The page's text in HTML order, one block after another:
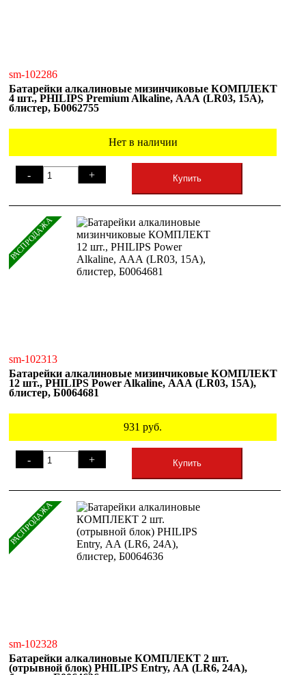
sm-102286
Батарейки алкалиновые мизинчиковые КОМПЛЕКТ
4 шт., PHILIPS Premium Alkaline, ААА (LR03, 15А),
блистер, Б0062755
Нет в наличии
- + Купить
РАСПРОДАЖА
sm-102313
Батарейки алкалиновые мизинчиковые КОМПЛЕКТ
12 шт., PHILIPS Power Alkaline, ААА (LR03, 15А),
блистер, Б0064681
931 руб.
- + Купить
РАСПРОДАЖА
sm-102328
Батарейки алкалиновые КОМПЛЕКТ 2 шт.
(отрывной блок) PHILIPS Entry, АА (LR6, 24А),